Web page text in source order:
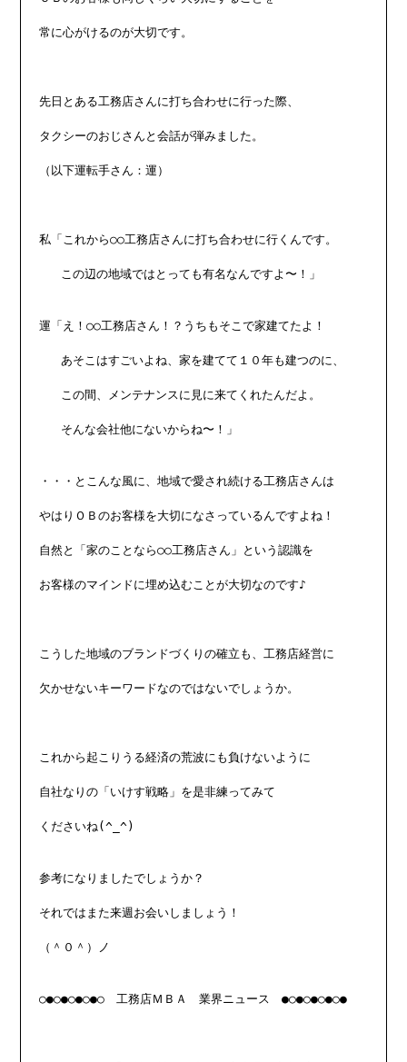
常に心がけるのが大切です。
先日とある工務店さんに打ち合わせに行った際、
タクシーのおじさんと会話が弾みました。
（以下運転手さん：運）
私「これから○○工務店さんに打ち合わせに行くんです。
   この辺の地域ではとっても有名なんですよ〜！」
運「え！○○工務店さん！？うちもそこで家建てたよ！
   あそこはすごいよね、家を建てて１０年も建つのに、
   この間、メンテナンスに見に来てくれたんだよ。
   そんな会社他にないからね〜！」
・・・とこんな風に、地域で愛され続ける工務店さんは
やはりＯＢのお客様を大切になさっているんですよね！
自然と「家のことなら○○工務店さん」という認識を
お客様のマインドに埋め込むことが大切なのです♪
こうした地域のブランドづくりの確立も、工務店経営に
欠かせないキーワードなのではないでしょうか。
これから起こりうる経済の荒波にも負けないように
自社なりの「いけす戦略」を是非練ってみて
くださいね(^_^)
参考になりましたでしょうか？
それではまた来週お会いしましょう！
（＾０＾）ノ
○●○●○●○●○　工務店ＭＢＡ　業界ニュース　●○●○●○●○●